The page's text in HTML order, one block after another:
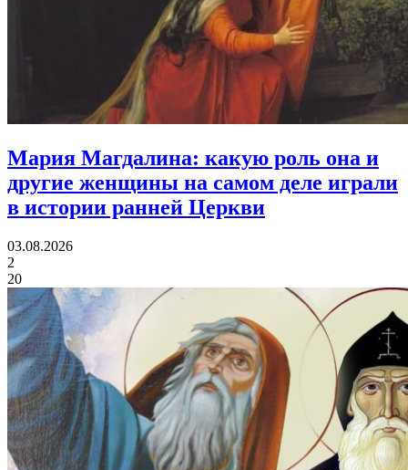
Мария Магдалина: какую роль она и
другие женщины на самом деле играли
в истории ранней Церкви
03.08.2026
2
20